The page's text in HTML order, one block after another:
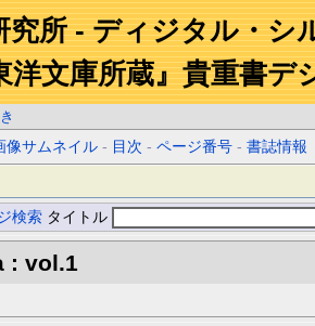
究所 - ディジタル・シ
洋文庫所蔵』貴重書デ
像サムネイル - 目次 -ページ番号 -書誌情報
検索 タイトル
: vol.1